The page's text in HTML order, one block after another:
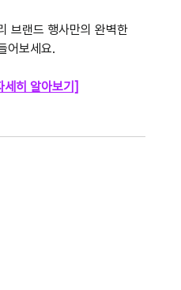
브랜드 행사만의 완벽한
어보세요.
세히 알아보기]